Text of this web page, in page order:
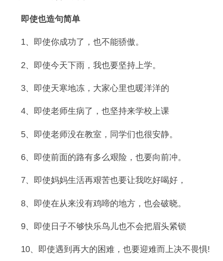
即使也造句简单
1、即使你成功了，也不能骄傲。
2、即使今天下雨，我也要坚持上学。
3、即使天寒地冻，大家心里也暖洋洋的
4、即使老师生病了，也坚持来学校上课
5、即使老师没在教室，同学们也很安静。
6、即使前面的路有多么艰险，也要向前冲。
7、即使妈妈生活再艰苦也要让我吃好喝好，
8、即使在从来没有鸡啼的地方，也会破晓。
9、即使日子不够快乐鸟儿也不会把眉头紧锁
10、即使遇到再大的困难，也要迎难而上决不畏惧!